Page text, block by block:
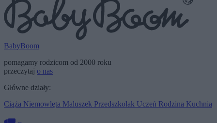
BabyBoom
pomagamy rodzicom od 2000 roku
przeczytaj o nas
Główne działy:
Ciąża Niemowlęta Maluszek Przedszkolak Uczeń Rodzina Kuchnia